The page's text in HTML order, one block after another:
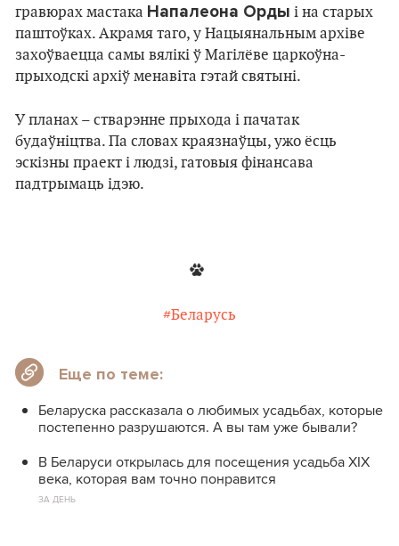
гравюрах мастака Напалеона Орды і на старых
паштоўках. Акрамя таго, у Нацыянальным архіве
захоўваецца самы вялікі ў Магілёве царкоўна-
прыходскі архіў менавіта гэтай святыні.
У планах – стварэнне прыхода і пачатак
будаўніцтва. Па словах краязнаўцы, ужо ёсць
эскізны праект і людзі, гатовыя фінансава
падтрымаць ідэю.
#Беларусь
Еще по теме:
Беларуска рассказала о любимых усадьбах, которые
постепенно разрушаются. А вы там уже бывали?
В Беларуси открылась для посещения усадьба XIX
века, которая вам точно понравится
ЗА ДЕНЬ